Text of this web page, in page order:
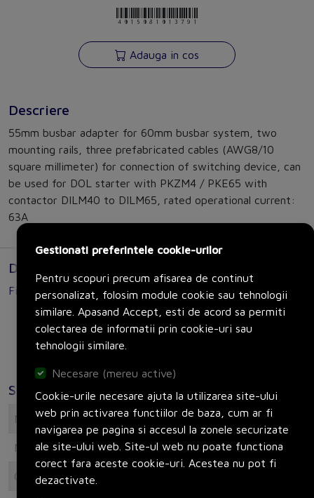
4015081013791
Adauga in cos
Descriere
55mm busbar adapter for 60mm busbar system, two
mounting rails, three prefabricated cables (AWG8/10
square millimeter) for connection of switching device, can
be used for DOL starter with PKZM4 / PKE65 with
contactor DILM40 to DILM65, rated operational current:
63A
Documente
Fisa tehnica
BBA4L-63
Specificatii
Model/type
Mounting rail armament 2 mounting rails
Connection
Gestionati preferintele cookie-urilor
Pentru scopuri precum afisarea de continut
personalizat, folosim module cookie sau tehnologii
similare. Apasand Accept, esti de acord sa permiti
colectarea de informatii prin cookie-uri sau
tehnologii similare.
Necesare (mereu active)
Cookie-urile necesare ajuta la utilizarea site-ului
web prin activarea functiilor de baza, cum ar fi
navigarea pe pagina si accesul la zonele securizate
ale site-ului web. Site-ul web nu poate functiona
corect fara aceste cookie-uri. Acestea nu pot fi
dezactivate.